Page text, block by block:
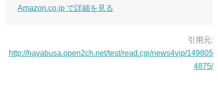
Amazon.co.jp で詳細を見る
引用元:
http://hayabusa.open2ch.net/test/read.cgi/news4vip/149805
4875/